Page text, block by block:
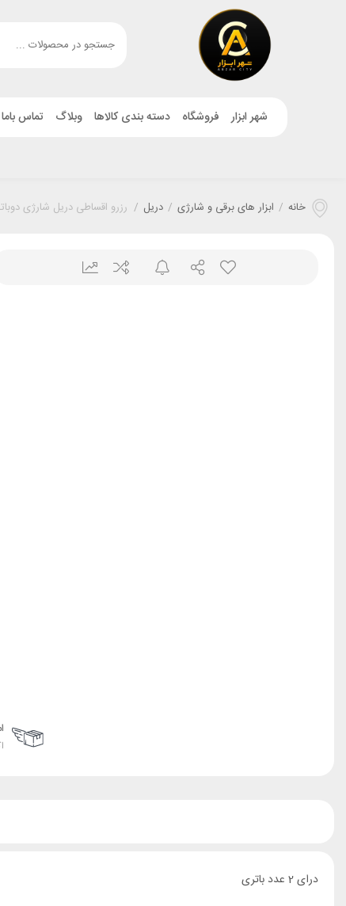
شهر ابزار فروشگاه دسته بندی کالاها وبلاگ تماس باما
خانه / ابزار های برقی و شارژی / دریل / رزرو اقساطی دریل شارژی
درای 2 عدد باتری